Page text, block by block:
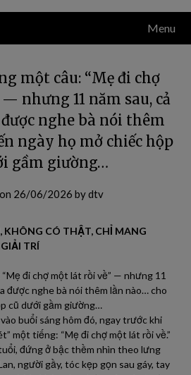
Menu
một câu: “Mẹ đi chợ
nhưng 11 năm sau, cả
nghe bà nói thêm
ngày họ mở chiếc hộp
gầm giường…
26/06/2026 bydtv
KHÔNG CÓ THẬT, CHỈ MANG
TRÍ
đi chợ một lát rồi về” — nhưng 11
được nghe bà nói thêm lần nào… cho
cũ dưới gầm giường…
buổi sáng hôm đó, ngay trước khi
một tiếng: “Mẹ đi chợ một lát rồi về.”
đứng ở bậc thềm nhìn theo lưng
người gầy, tóc kẹp gọn sau gáy, tay